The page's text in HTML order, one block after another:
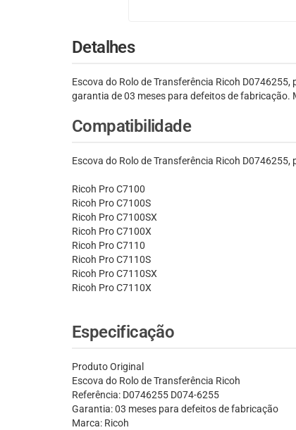
Detalhes
Escova do Rolo de Transferência Ricoh
garantia de 03 meses para defeitos de fabricação.
Compatibilidade
Escova do Rolo de Transferência Ricoh
Ricoh Pro C7100
Ricoh Pro C7100S
Ricoh Pro C7100SX
Ricoh Pro C7100X
Ricoh Pro C7110
Ricoh Pro C7110S
Ricoh Pro C7110SX
Ricoh Pro C7110X
Especificação
Produto Original
Escova do Rolo de Transferência Ricoh
Referência: D0746255 D074-6255
Garantia: 03 meses para defeitos de fabricação
Marca: Ricoh